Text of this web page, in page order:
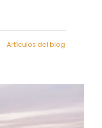
Artículos del blog